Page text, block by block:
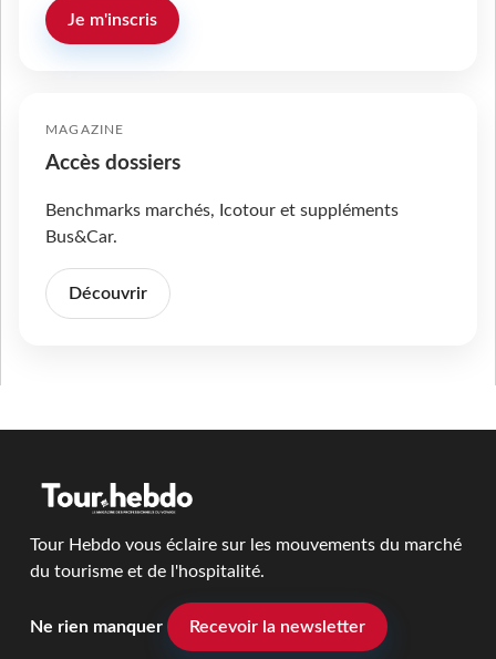
Je m'inscris
MAGAZINE
Accès dossiers
Benchmarks marchés, Icotour et suppléments
Bus&Car.
Découvrir
Tour Hebdo vous éclaire sur les mouvements du marché
du tourisme et de l'hospitalité.
Ne rien manquer Recevoir la newsletter